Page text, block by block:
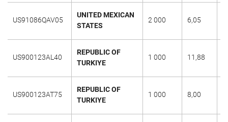
US91086QAV05
UNITED MEXICAN
STATES
2 000 6,05
US900123AL40
REPUBLIC OF
TURKIYE
1 000 11,88
US900123AT75
REPUBLIC OF
TURKIYE
1 000 8,00